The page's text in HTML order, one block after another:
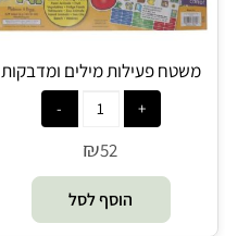
משטח פעילות מילים ומדבקות
להתאמה - Melissa and Doug
₪52
הוסף לסל